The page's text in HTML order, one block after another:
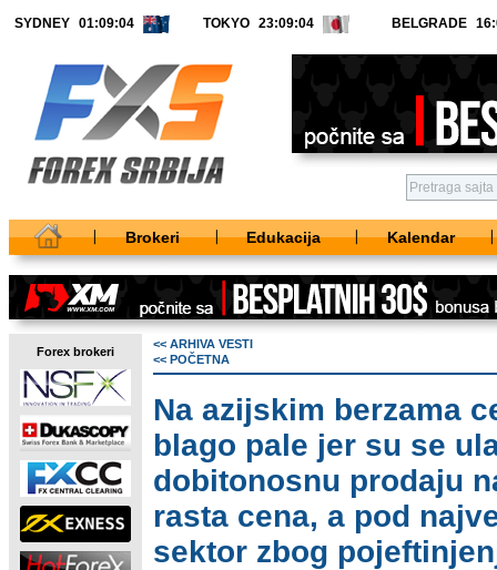
SYDNEY TOKYO BELGRADE
Brokeri Edukacija Kalendar
Forex brokeri
<< ARHIVA VESTI
<< POČETNA
Na azijskim berzama
blago pale jer su se
dobitonosnu prodaju
rasta cena, a pod
sektor zbog